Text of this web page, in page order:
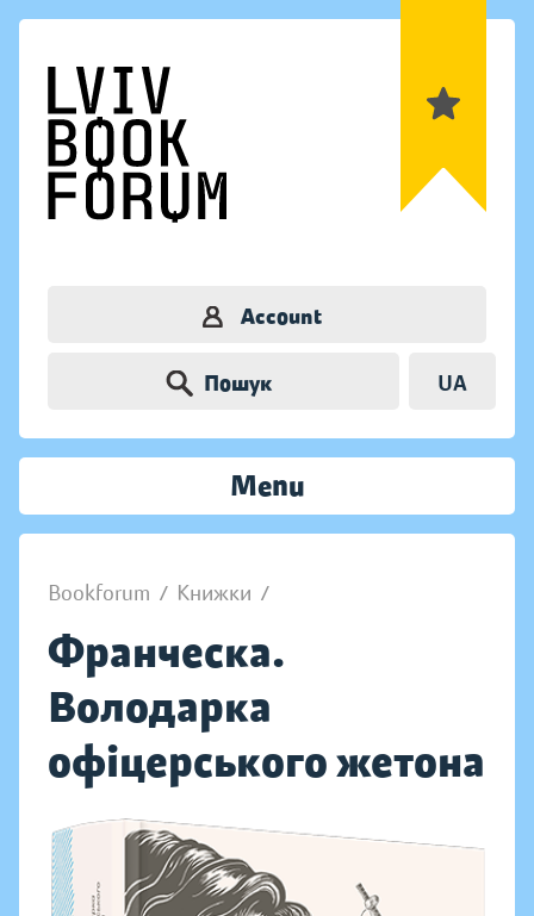
Account
Пошук UA
Menu
Bookforum / Книжки /
Франческа.
Володарка
офіцерського жетона